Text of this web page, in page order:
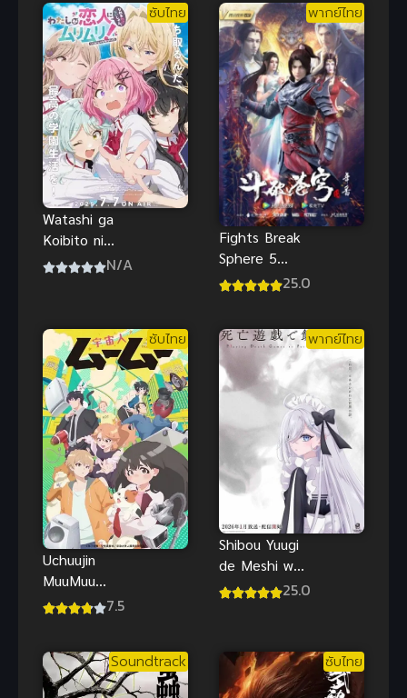
ซับไทย
Watashi ga
Koibito ni
Nareru Wake
ให้เป็นแฟน
ได้ไงไม่เอาไม่
ไหวหรอก!
(หรือว่าจะไหว
นะ!?)
N/A
พากย์ไทย
Fights Break
Sphere 5
สัประยุทธ์ทะลุ
25.0
ซับไทย
Uchuujin
MuuMuu
เหมียวต่างดาว
7.5
พากย์ไทย
Shibou Yuugi
de Meshi wo
Kuu พากย์25.0
Soundtrack ซับไทย